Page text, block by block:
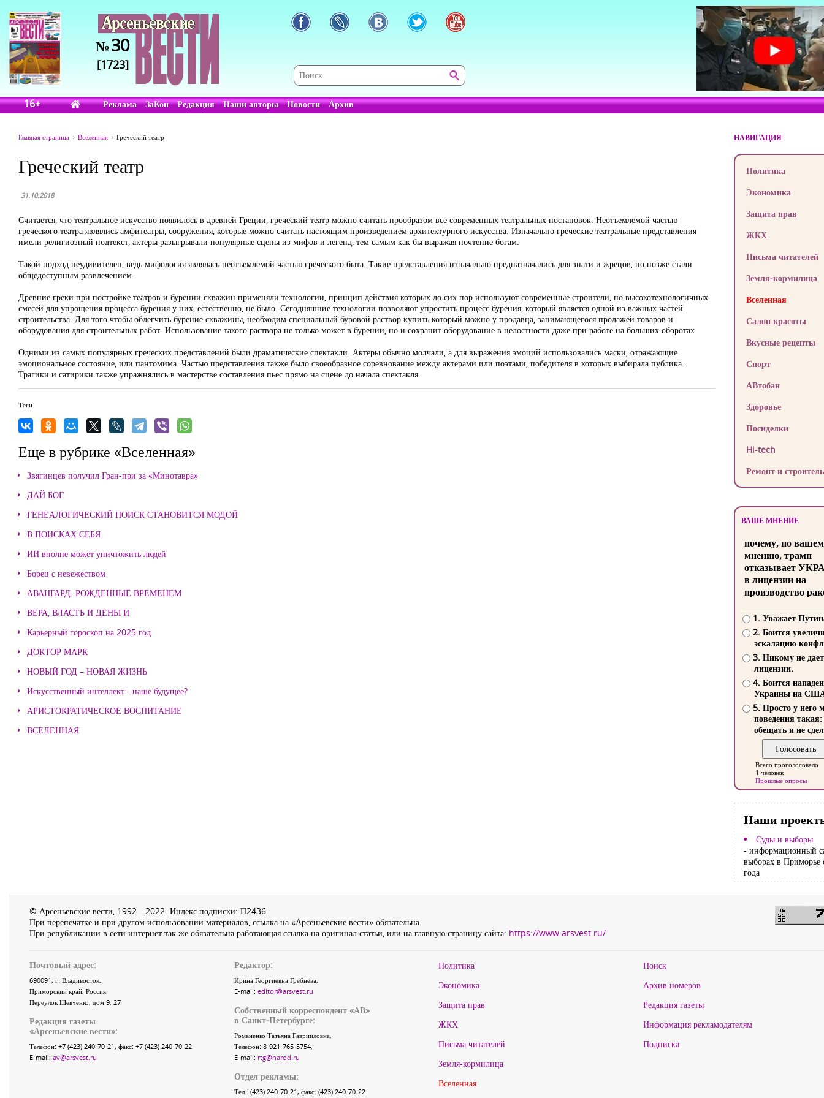
№30
[1723]
16+ Реклама ЗаКон Редакция Наши авторы Новости Архив
Главная страница Вселенная Греческий театр
Греческий театр
31.10.2018
Считается, что театральное искусство появилось в древней Греции, греческий театр можно считать прообразом все современных театральных постановок. Неотъемлемой частью
греческого театра являлись амфитеатры, сооружения, которые можно считать настоящим произведением архитектурного искусства. Изначально греческие театральные представления
имели религиозный подтекст, актеры разыгрывали популярные сцены из мифов и легенд, тем самым как бы выражая почтение богам.
Такой подход неудивителен, ведь мифология являлась неотъемлемой частью греческого быта. Такие представления изначально предназначались для знати и жрецов, но позже стали
общедоступным развлечением.
Древние греки при постройке театров и бурении скважин применяли технологии, принцип действия которых до сих пор используют современные строители, но высокотехнологичных
смесей для упрощения процесса бурения у них, естественно, не было. Сегодняшние технологии позволяют упростить процесс бурения, который является одной из важных частей
строительства. Для того чтобы облегчить бурение скважины, необходим специальный буровой раствор купить который можно у продавца, занимающегося продажей товаров и
оборудования для строительных работ. Использование такого раствора не только может в бурении, но и сохранит оборудование в целостности даже при работе на больших оборотах.
Одними из самых популярных греческих представлений были драматические спектакли. Актеры обычно молчали, а для выражения эмоций использовались маски, отражающие
эмоциональное состояние, или пантомима. Частью представления также было своеобразное соревнование между актерами или поэтами, победителя в которых выбирала публика.
Трагики и сатирики также упражнялись в мастерстве составления пьес прямо на сцене до начала спектакля.
Теги:
Еще в рубрике «Вселенная»
Звягинцев получил Гран-при за «Минотавра»
ДАЙ БОГ
ГЕНЕАЛОГИЧЕСКИЙ ПОИСК СТАНОВИТСЯ МОДОЙ
В ПОИСКАХ СЕБЯ
ИИ вполне может уничтожить людей
Борец с невежеством
АВАНГАРД. РОЖДЕННЫЕ ВРЕМЕНЕМ
ВЕРА, ВЛАСТЬ И ДЕНЬГИ
Карьерный гороскоп на 2025 год
ДОКТОР МАРК
НОВЫЙ ГОД – НОВАЯ ЖИЗНЬ
Искусственный интеллект - наше будущее?
АРИСТОКРАТИЧЕСКОЕ ВОСПИТАНИЕ
ВСЕЛЕННАЯ
НАВИГАЦИЯ
Политика
Экономика
Защита прав
ЖКХ
Письма читателей
Земля-кормилица
Вселенная
Салон красоты
Вкусные рецепты
Спорт
АВтобан
Здоровье
Посиделки
Hi-tech
Ремонт и
ВАШЕ МНЕНИЕ
почему, по
мнению, трамп
отказывает
в лицензии на
производство
1. Уважает
2. Боится
эскалацию
3. Никому не
лицензии.
4. Боится
Украины на
5. Просто у него
поведения такая:
обещать и не
Всего проголосовало
1 человек
Прошлые опросы
Наши
Суды и выборы
- информационный
выборах в Приморье
года
© Арсеньевские вести, 1992—2022. Индекс подписки: П2436
При перепечатке и при другом использовании материалов, ссылка на «Арсеньевские вести» обязательна.
При републикации в сети интернет так же обязательна работающая ссылка на оригинал статьи, или на главную страницу сайта: https://www.arsvest.ru/
Почтовый адрес:
690091, г. Владивосток,
Приморский край, Россия.
Переулок Шевченко, дом 9, 27
Редакция газеты
«Арсеньевские вести»:
Телефон: +7 (423) 240-70-21, факс: +7 (423) 240-70-22
E-mail: av@arsvest.ru
Редактор:
Ирина Георгиевна Гребнёва,
E-mail: editor@arsvest.ru
Собственный корреспондент «АВ»
в Санкт-Петербурге:
Романенко Татьяна Гаврииловна,
Телефон: 8-921-765-5754,
E-mail: rtg@narod.ru
Отдел рекламы:
Тел.: (423) 240-70-21, факс: (423) 240-70-22
Политика
Экономика
Защита прав
ЖКХ
Письма читателей
Земля-кормилица
Вселенная
Поиск
Архив номеров
Редакция газеты
Информация рекламодателям
Подписка